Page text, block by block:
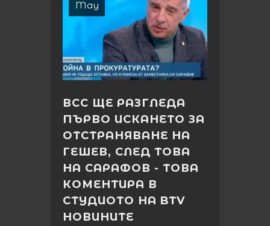
May
ВСС ЩЕ РАЗГЛЕДА
ПЪРВО ИСКАНЕТО ЗА
ОТСТРАНЯВАНЕ НА
ГЕШЕВ, СЛЕД ТОВА
НА САРАФОВ - ТОВА
КОМЕНТИРА В
СТУДИОТО НА BTV
НОВИНИТЕ